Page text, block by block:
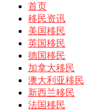
首页
移民资讯
美国移民
英国移民
德国移民
加拿大移民
澳大利亚移民
新西兰移民
法国移民